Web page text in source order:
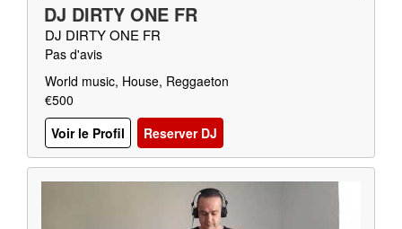
DJ DIRTY ONE FR
DJ DIRTY ONE FR
Pas d'avis
World music, House, Reggaeton
€500
Voir le Profil
Reserver DJ